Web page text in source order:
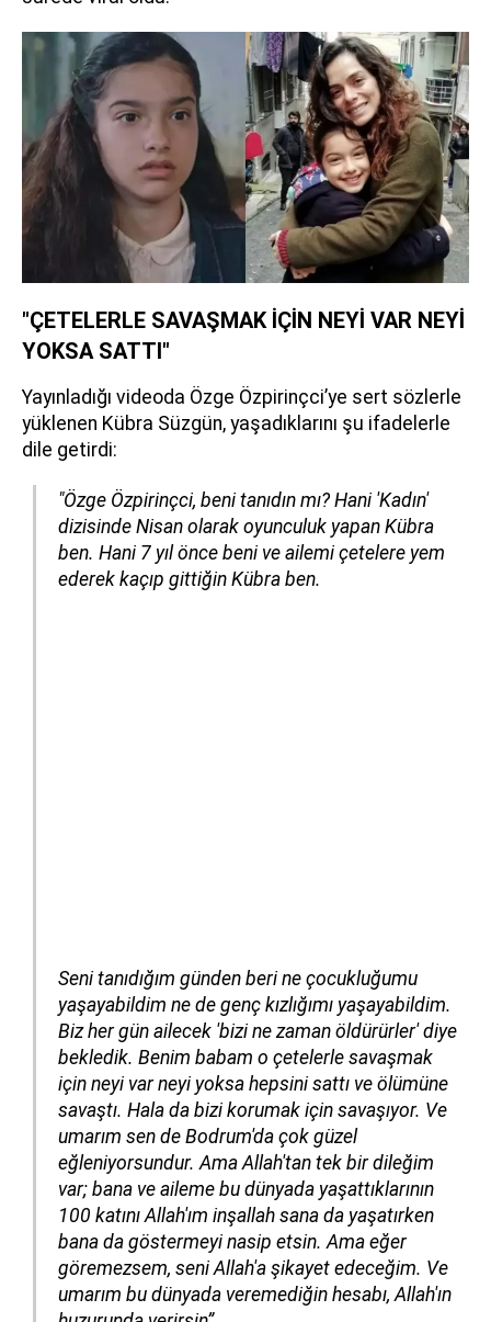
"ÇETELERLE SAVAŞMAK İÇİN NEYİ VAR NEYİ
YOKSA SATTI"
Yayınladığı videoda Özge Özpirinçci’ye sert sözlerle
yüklenen Kübra Süzgün, yaşadıklarını şu ifadelerle
dile getirdi:
"Özge Özpirinçci, beni tanıdın mı? Hani 'Kadın'
dizisinde Nisan olarak oyunculuk yapan Kübra
ben. Hani 7 yıl önce beni ve ailemi çetelere yem
ederek kaçıp gittiğin Kübra ben.
Seni tanıdığım günden beri ne çocukluğumu
yaşayabildim ne de genç kızlığımı yaşayabildim.
Biz her gün ailecek 'bizi ne zaman öldürürler' diye
bekledik. Benim babam o çetelerle savaşmak
için neyi var neyi yoksa hepsini sattı ve ölümüne
savaştı. Hala da bizi korumak için savaşıyor. Ve
umarım sen de Bodrum'da çok güzel
eğleniyorsundur. Ama Allah'tan tek bir dileğim
var; bana ve aileme bu dünyada yaşattıklarının
100 katını Allah'ım inşallah sana da yaşatırken
bana da göstermeyi nasip etsin. Ama eğer
göremezsem, seni Allah'a şikayet edeceğim. Ve
umarım bu dünyada veremediğin hesabı, Allah'ın